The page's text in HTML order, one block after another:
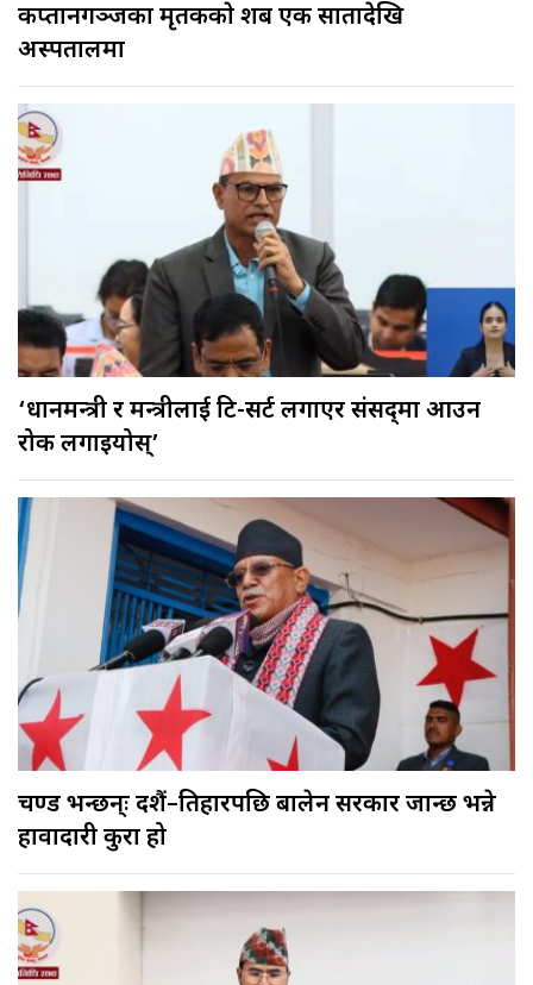
कप्तानगञ्जका मृतककाे शब एक सातादेखि
अस्पतालमा
‘प्रधानमन्त्री र मन्त्रीलाई टि-सर्ट लगाएर संसद्‌मा आउन
रोक लगाइयोस्’
प्रचण्ड भन्छन्ः दशैं–तिहारपछि बालेन सरकार जान्छ भन्ने
हावादारी कुरा हो